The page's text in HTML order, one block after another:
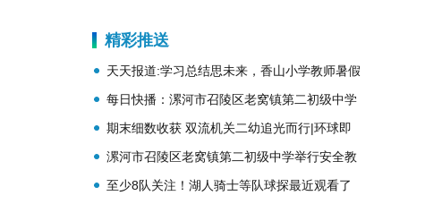
精彩推送
天天报道:学习总结思未来，香山小学教师暑假
集中学习收获满满
每日快播：漯河市召陵区老窝镇第二初级中学
举行安全教育暨散学典礼大会
期末细数收获 双流机关二幼追光而行|环球即
时看
漯河市召陵区老窝镇第二初级中学举行安全教
育暨散学典礼大会
至少8队关注！湖人骑士等队球探最近观看了